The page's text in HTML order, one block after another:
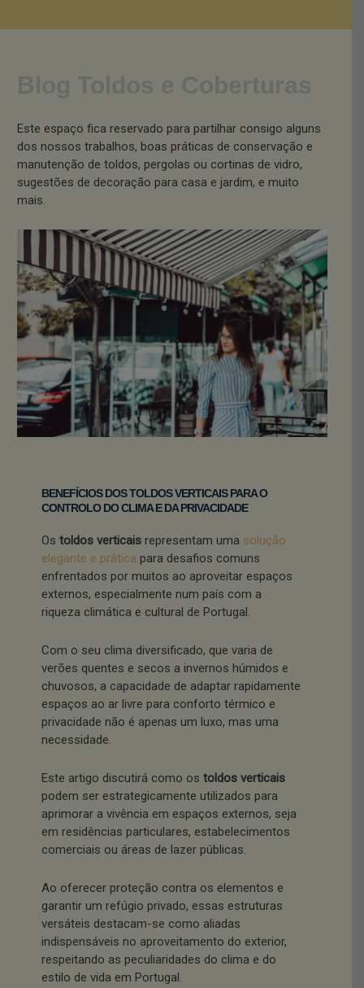
Este espaço fica reservado para partilhar consigo alguns
dos nossos trabalhos, boas práticas de conservação e
manutenção de toldos, pergolas ou cortinas de vidro,
sugestões de decoração para casa e jardim, e muito
mais.
BENEFÍCIOS DOS TOLDOS VERTICAIS PARA O
CONTROLO DO CLIMA E DA PRIVACIDADE
Os toldos verticais representam uma solução
elegante e prática para desafios comuns
enfrentados por muitos ao aproveitar espaços
externos, especialmente num país com a
riqueza climática e cultural de Portugal.
Com o seu clima diversificado, que varia de
verões quentes e secos a invernos húmidos e
chuvosos, a capacidade de adaptar rapidamente
espaços ao ar livre para conforto térmico e
privacidade não é apenas um luxo, mas uma
necessidade.
Este artigo discutirá como os toldos verticais
podem ser estrategicamente utilizados para
aprimorar a vivência em espaços externos, seja
em residências particulares, estabelecimentos
comerciais ou áreas de lazer públicas.
Ao oferecer proteção contra os elementos e
garantir um refúgio privado, essas estruturas
versáteis destacam-se como aliadas
indispensáveis no aproveitamento do exterior,
respeitando as peculiaridades do clima e do
estilo de vida em Portugal.